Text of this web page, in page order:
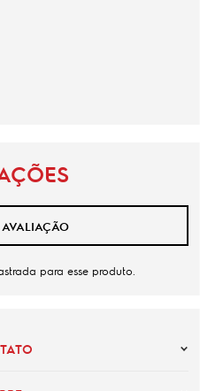
para esse produto.